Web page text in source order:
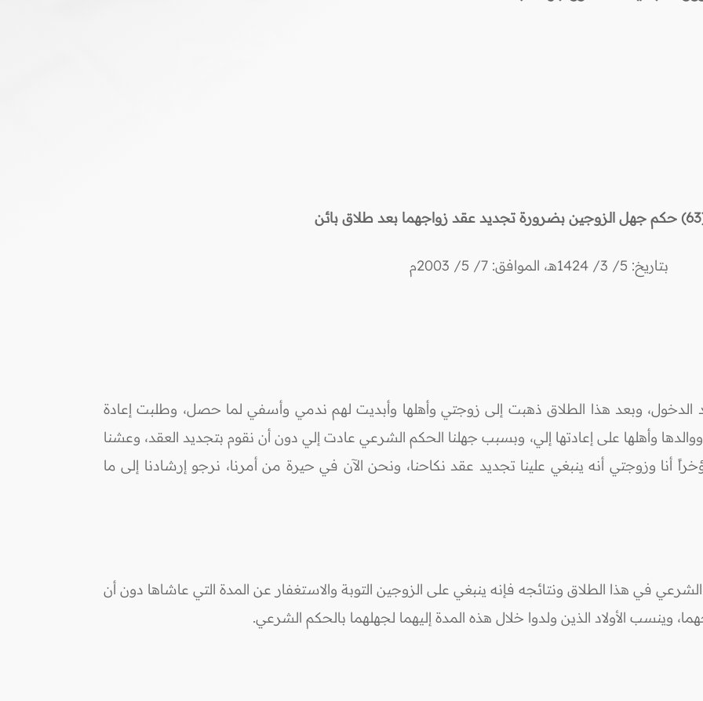
جهل الزوجين بضرورة تجديد عقد زواجهما بعد طلاق بائن
بتاريخ: 5/ 3/ 1424هـ، الموافق: 7/ 5/ 2003م
الدخول، وبعد هذا الطلاق ذهبت إلى زوجتي وأهلها وأبديت لهم ندمي وأسفي لما حصل، وطلبت إعادة
وأهلها على إعادتها إلي، وبسبب جهلنا الحكم الشرعي عادت إلي دون أن نقوم بتجديد العقد، وعشنا
أنا وزوجتي أنه ينبغي علينا تجديد عقد نكاحنا، ونحن الآن في حيرة من أمرنا، نرجو إرشادنا إلى ما
في هذا الطلاق ونتائجه فإنه ينبغي على الزوجين التوبة والاستغفار عن المدة التي عاشاها دون أن
وينسب الأولاد الذين ولدوا خلال هذه المدة إليهما لجهلهما بالحكم الشرعي.